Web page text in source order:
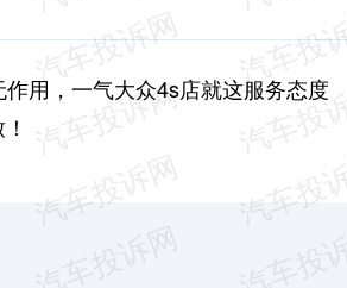
用，一气大众4s店就这服务态度